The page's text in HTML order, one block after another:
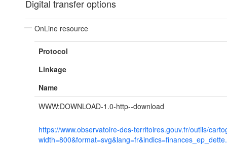
Digital transfer options
OnLine resource
Protocol
Linkage
Name
WWW:DOWNLOAD-1.0-http--download
https://www.observatoire-des-territoires.gouv.fr/outils/